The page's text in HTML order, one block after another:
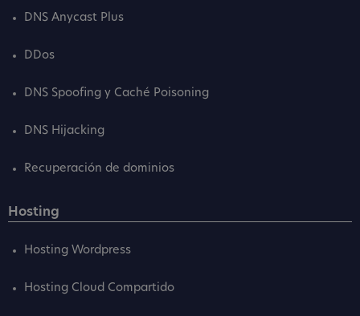
DNS Anycast Plus
DDos
DNS Spoofing y Caché Poisoning
DNS Hijacking
Recuperación de dominios
Hosting
Hosting Wordpress
Hosting Cloud Compartido